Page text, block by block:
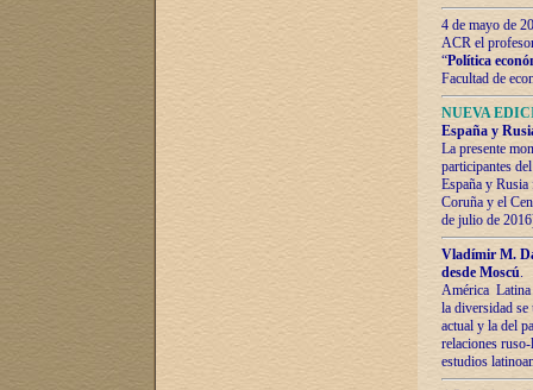
4 de mayo de
ACR el
“Política
Facultad de
NUEVA
España y
La presente
participantes
España y
Coruña y el
de julio de
Vladímir М.
desde Moscú.
América Latina
la diversidad
actual у lа del
relaciones
estudios